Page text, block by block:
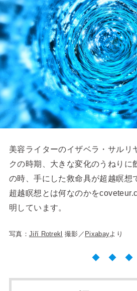
美容ライターのイザベラ・サルリ
クの時期、大きな変化のうねりに
の時、手にした救命具が超越瞑想
超越瞑想とは何なのかを
明しています。
写真： Jiří Rotrekl 撮影／ Pixabayより
◆ ◆ ◆